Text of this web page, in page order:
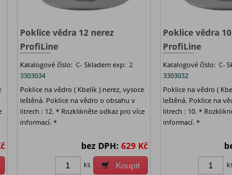
Poklice vědra 12 nerez
ProfiLine
Katalogové číslo: C-
3303034
Skladem exp: 2
Poklice na vědro ( Kbelík ) nerez, vysoce
leštěná. Poklice na vědro o obsahu v
litrech : 12. * Rozklikněte odkaz pro více
informací. *
bez DPH: 629 Kč
Koupit
ks
Poklice vědra
ProfiLine
Katalogové číslo: C-
3303032
Poklice na vědro (
leštěná. Poklice na
litrech : 10. *
informací. *